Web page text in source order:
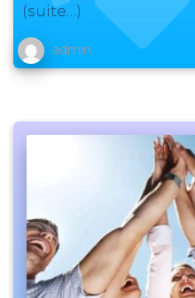
(suite…)
admin